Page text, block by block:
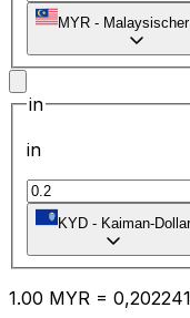
MYR -
in
in
KYD - Kaiman-Dollar
1.00 MYR = 0,202241